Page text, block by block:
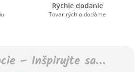
Rýchle dodanie
Tovar rýchlo dodáme
– Inšpirujte sa…